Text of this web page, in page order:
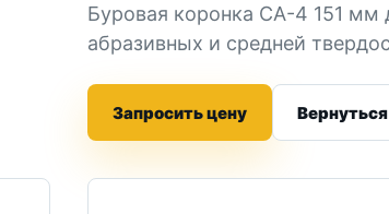
Буровая коронка СА-4 151 мм
абразивных и средней
Запросить цену